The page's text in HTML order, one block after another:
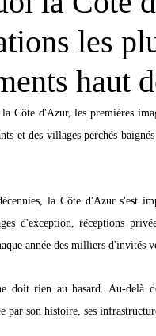
les
haut
Côte d'Azur, les premières
et des villages perchés
la Côte d'Azur s'est
d'exception, réceptions
année des milliers d'invités
doit rien au hasard. Au-delà
par son histoire, ses